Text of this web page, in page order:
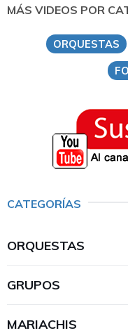
MÁS VIDEOS POR
ORQUESTAS
CATEGORÍAS
ORQUESTAS
GRUPOS
MARIACHIS